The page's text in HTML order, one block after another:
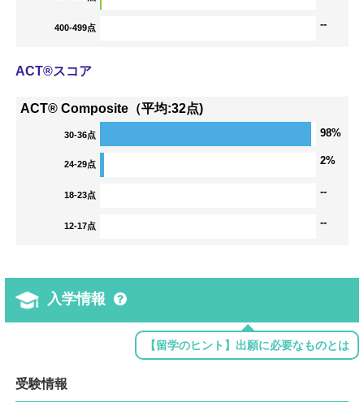
400-499点 --
ACT®スコア
ACT® Composite（平均:32点)
30-36点 98%
24-29点 2%
18-23点 --
12-17点 --
入学情報
【留学のヒント】出願に必要なものとは
受験情報